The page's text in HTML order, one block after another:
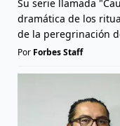
Su serie llamada
dramática de los
de la peregrinación
Por Forbes Staff